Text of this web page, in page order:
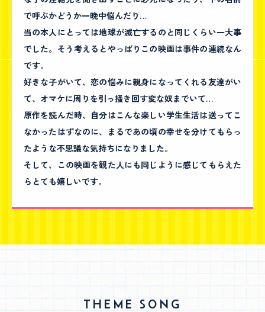
で呼ぶかどうか一晩中悩んだり…
当の本人にとっては地球が滅亡するのと同じくらい一大事
でした。そう考えるとやっぱりこの映画は事件の連続なん
です。
好きな子がいて、恋の悩みに親身になってくれる友達がい
て、オマケに周りを引っ掻き回す変な奴までいて…
原作を読んだ時、自分はこんな楽しい学生生活は送ってこ
なかったはずなのに、まるであの頃の幸せを分けてもらっ
たような不思議な気持ちになりました。
そして、この映画を観た人にも同じように感じてもらえた
らとても嬉しいです。
THEME SONG